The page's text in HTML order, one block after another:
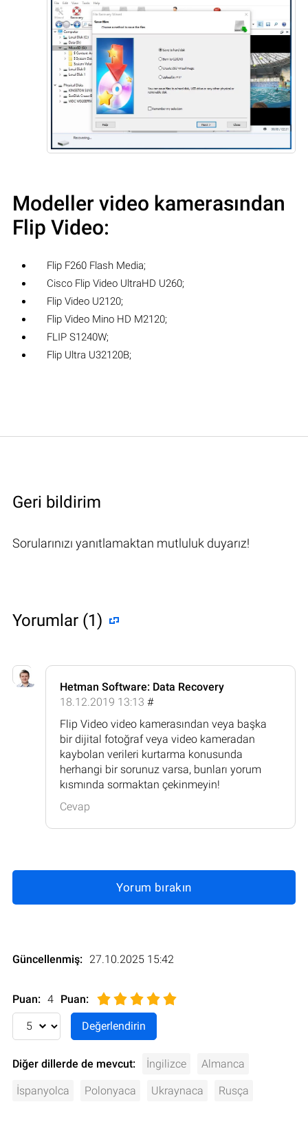
Modeller video kamerasından
Flip Video:
Flip F260 Flash Media;
Cisco Flip Video UltraHD U260;
Flip Video U2120;
Flip Video Mino HD M2120;
FLIP S1240W;
Flip Ultra U32120B;
Geri bildirim
Sorularınızı yanıtlamaktan mutluluk duyarız!
Yorumlar (1)
Hetman Software: Data Recovery
18.12.2019 13:13 #
Flip Video video kamerasından veya başka
bir dijital fotoğraf veya video kameradan
kaybolan verileri kurtarma konusunda
herhangi bir sorunuz varsa, bunları yorum
kısmında sormaktan çekinmeyin!
Cevap
Yorum bırakın
Güncellenmiş: 27.10.2025 15:42
Puan: 4 Puan:
Diğer dillerde de mevcut: İngilizce Almanca
İspanyolca Polonyaca Ukraynaca Rusça